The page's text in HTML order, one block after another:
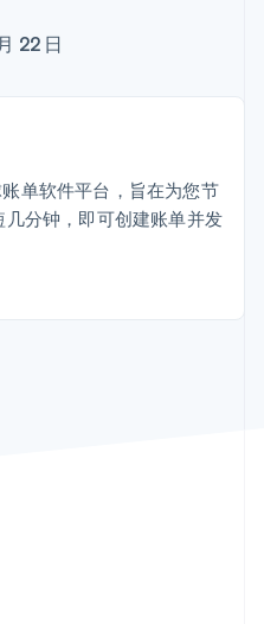
休闲
的支付卡
22 日
单软件平台，旨在为您节
分钟，即可创建账单并发